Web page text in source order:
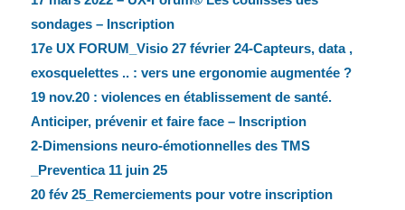
sondages – Inscription
17e UX FORUM_Visio 27 février 24-Capteurs, data ,
exosquelettes .. : vers une ergonomie augmentée ?
19 nov.20 : violences en établissement de santé.
Anticiper, prévenir et faire face – Inscription
2-Dimensions neuro-émotionnelles des TMS
_Preventica 11 juin 25
20 fév 25_Remerciements pour votre inscription